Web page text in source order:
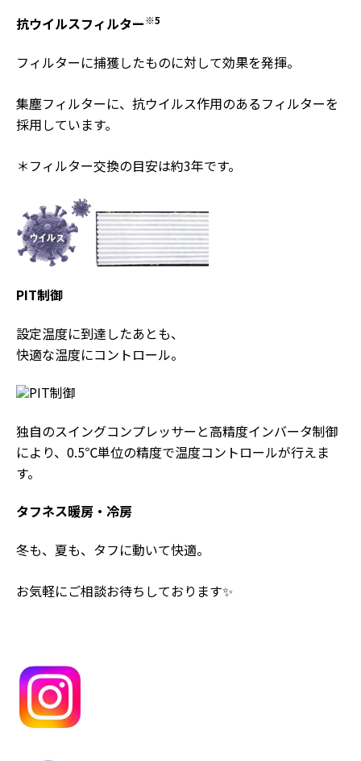
抗ウイルスフィルター※5
フィルターに捕獲したものに対して効果を発揮。
集塵フィルターに、抗ウイルス作用のあるフィルターを
採用しています。
＊フィルター交換の目安は約3年です。
PIT制御
設定温度に到達したあとも、
快適な温度にコントロール。
独自のスイングコンプレッサーと高精度インバータ制御
により、0.5℃単位の精度で温度コントロールが行えま
す。
タフネス暖房・冷房
冬も、夏も、タフに動いて快適。
お気軽にご相談お待ちしております✨